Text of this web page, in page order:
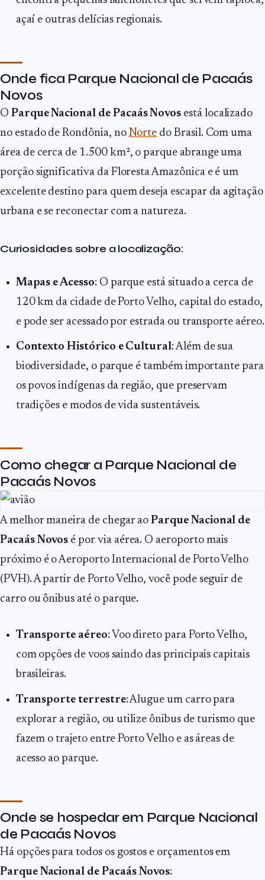
açaí e outras delícias regionais.
Onde fica Parque Nacional de Pacaás
Novos
O Parque Nacional de Pacaás Novos está localizado
no estado de Rondônia, no Norte do Brasil. Com uma
área de cerca de 1.500 km², o parque abrange uma
porção significativa da Floresta Amazônica e é um
excelente destino para quem deseja escapar da agitação
urbana e se reconectar com a natureza.
Curiosidades sobre a localização:
Mapas e Acesso: O parque está situado a cerca de
120 km da cidade de Porto Velho, capital do estado,
e pode ser acessado por estrada ou transporte aéreo.
Contexto Histórico e Cultural: Além de sua
biodiversidade, o parque é também importante para
os povos indígenas da região, que preservam
tradições e modos de vida sustentáveis.
Como chegar a Parque Nacional de
Pacaás Novos
A melhor maneira de chegar aoParque Nacional de
Pacaás Novos é por via aérea. O aeroporto mais
próximo é o Aeroporto Internacional de Porto Velho
(PVH). A partir de Porto Velho, você pode seguir de
carro ou ônibus até o parque.
Transporte aéreo: Voo direto para Porto Velho,
com opções de voos saindo das principais capitais
brasileiras.
Transporte terrestre: Alugue um carro para
explorar a região, ou utilize ônibus de turismo que
fazem o trajeto entre Porto Velho e as áreas de
acesso ao parque.
Onde se hospedar em Parque Nacional
de Pacaás Novos
Há opções para todos os gostos e orçamentos em
Parque Nacional de Pacaás Novos: